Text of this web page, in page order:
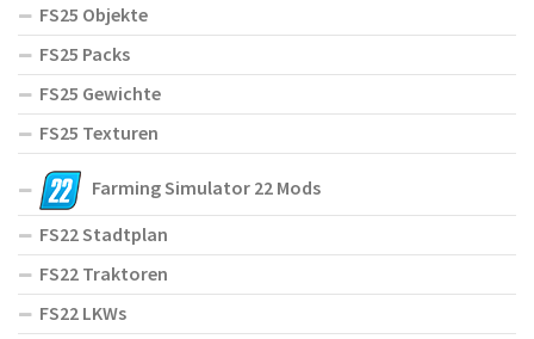
FS25 Objekte
FS25 Packs
FS25 Gewichte
FS25 Texturen
Farming Simulator 22 Mods
FS22 Stadtplan
FS22 Traktoren
FS22 LKWs